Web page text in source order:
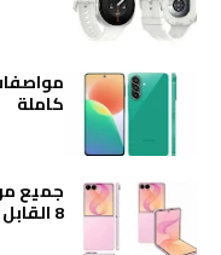
كاملة
8 القابل للطي